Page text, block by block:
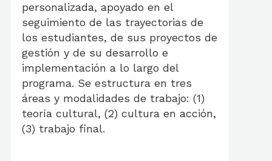
personalizada, apoyado en el
seguimiento de las trayectorias de
los estudiantes, de sus proyectos de
gestión y de su desarrollo e
implementación a lo largo del
programa. Se estructura en tres
áreas y modalidades de trabajo: (1)
teoría cultural, (2) cultura en acción,
(3) trabajo final.